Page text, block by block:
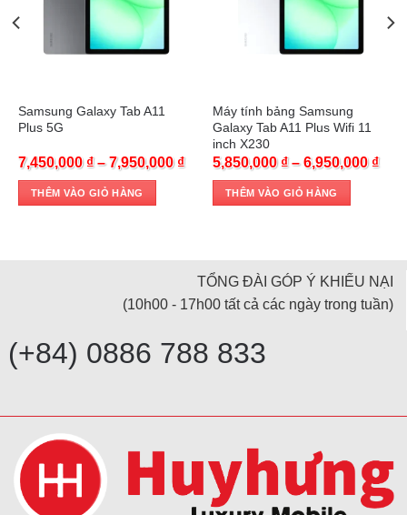
Samsung Galaxy Tab A11
Plus 5G
7,450,000 ₫–7,950,000 ₫
THÊM VÀO GIỎ HÀNG
Máy tính bảng Samsung
Galaxy Tab A11 Plus Wifi 11
inch X230
5,850,000 ₫–6,950,000 ₫
THÊM VÀO GIỎ HÀNG
TỔNG ĐÀI GÓP Ý KHIẾU NẠI
(10h00 - 17h00 tất cả các ngày trong tuần)
(+84) 0886 788 833